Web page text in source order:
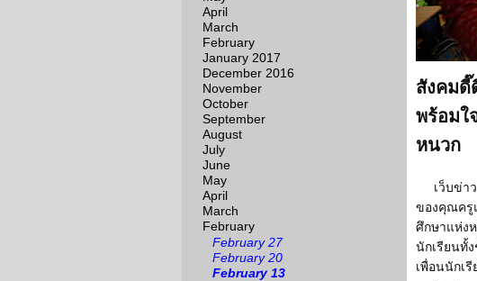
April
March
February
January 2017
December 2016
November
October
September
August
July
June
May
April
March
February
February 27
February 20
February 13
สังคมดี๊
พร้อมใ
หนวก
เว็บข่า
ของคุณครู
ศึกษาแห่ง
นักเรียนทั้
เพื่อนนักเ